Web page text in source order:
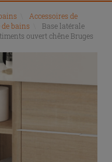
Accessoires de
bains
Base latérale
ouvert chêne Bruges